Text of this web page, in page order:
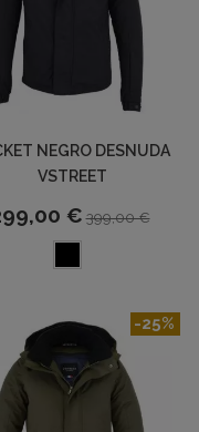
NEGRO DESNUDA
VSTREET
€ 399,00 €
-25%